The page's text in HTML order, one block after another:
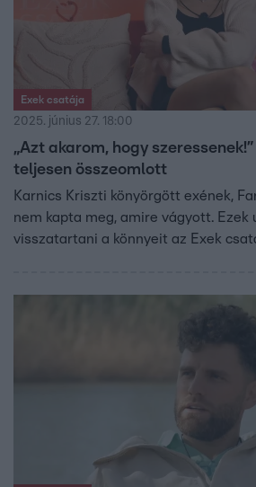
Exek csatája
2025. június 27. 18:00
„Azt akarom, hogy
teljesen összeomlott
Karnics Kriszti könyörgött exének,
nem kapta meg, amire vágyott. Ezek
visszatartani a könnyeit az Exek